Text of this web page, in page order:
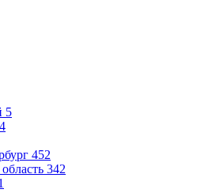
5
4
452
342